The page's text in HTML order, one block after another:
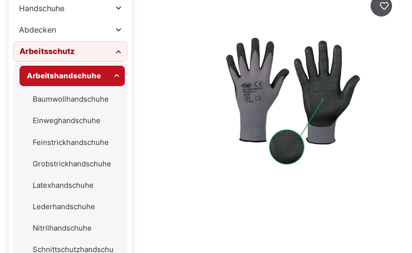
Handschuhe
Abdecken
Arbeitsschutz
Arbeitshandschuhe
Baumwollhandschuhe
Einweghandschuhe
Feinstrickhandschuhe
Grobstrickhandschuhe
Latexhandschuhe
Lederhandschuhe
Nitrilhandschuhe
Schnittschutzhandschu